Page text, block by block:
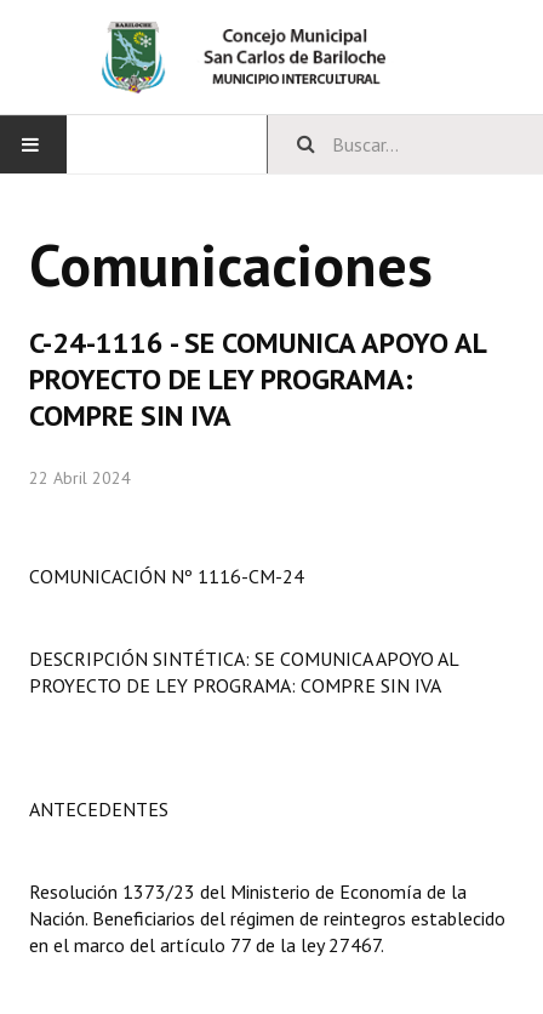
CONCEJO
Integrantes del Concejo
Comisiones Permanentes
Comisiones Especiales
Programas
Constitución Nacional
Organigrama
Comunicaciones
C-24-1116 - SE COMUNICA APOYO AL
PROYECTO DE LEY PROGRAMA:
COMPRE SIN IVA
22 Abril 2024
COMUNICACIÓN Nº 1116-CM-24
DESCRIPCIÓN SINTÉTICA: SE COMUNICA APOYO AL
PROYECTO DE LEY PROGRAMA: COMPRE SIN IVA
ANTECEDENTES
Resolución 1373/23 del Ministerio de Economía de la
Nación. Beneficiarios del régimen de reintegros establecido
en el marco del artículo 77 de la ley 27467.